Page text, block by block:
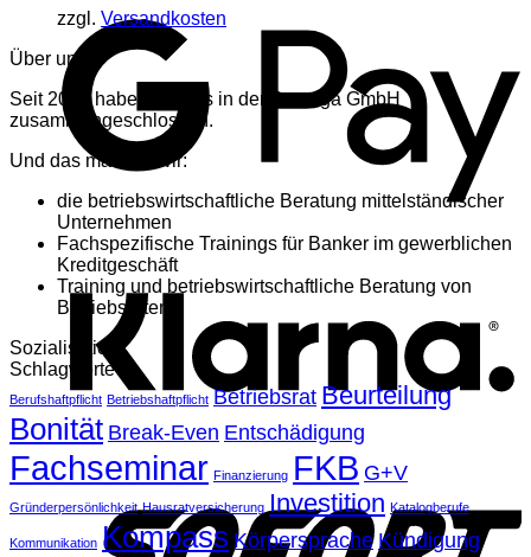
zzgl. Versandkosten
Über uns
Seit 2016 haben wir uns in der Sumega GmbH
zusammengeschlossen.
Und das machen wir:
die betriebswirtschaftliche Beratung mittelständischer
Unternehmen
Fachspezifische Trainings für Banker im gewerblichen
Kreditgeschäft
Training und betriebswirtschaftliche Beratung von
Betriebsräten
Sozialisation
Schlagworte
Berufshaftpflicht Betriebshaftpflicht Betriebsrat Beurteilung
Bonität Break-Even Entschädigung
Fachseminar Finanzierung FKB G+V
Gründerpersönlichkeit Hausratversicherung Investition Katalogberufe
Kommunikation Kompass Körpersprache Kündigung